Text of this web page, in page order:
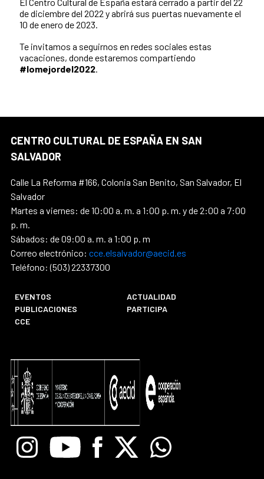
El Centro Cultural de España estará cerrado a partir del 22
de diciembre del 2022 y abrirá sus puertas nuevamente el
10 de enero de 2023.
Te invitamos a seguirnos en redes sociales estas
vacaciones, donde estaremos compartiendo
#lomejordel2022.
CENTRO CULTURAL DE ESPAÑA EN SAN
SALVADOR
Calle La Reforma #166, Colonia San Benito, San Salvador, El
Salvador
Martes a viernes: de 10:00 a. m. a 1:00 p. m. y de 2:00 a 7:00
p. m.
Sábados: de 09:00 a. m. a 1:00 p. m
Correo electrónico: cce.elsalvador@aecid.es
Teléfono: (503) 22337300
EVENTOS
ACTUALIDAD
PUBLICACIONES
PARTICIPA
CCE
InstagramYoutube Facebook
X Whatsapp